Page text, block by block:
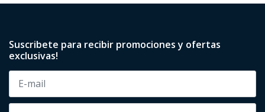
Suscribete para recibir promociones y ofertas
exclusivas!